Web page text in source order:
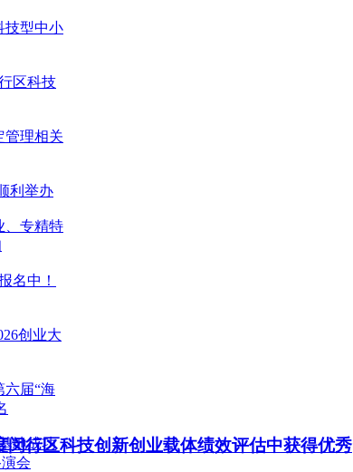
技型中小
区科技
管理相关
利举办
、专精特
名中！
创业大
六届“海
地成功
会
闵行区科技创新创业载体绩效评估中获得优秀